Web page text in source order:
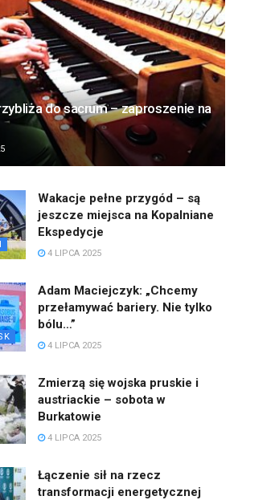
do sacrum – zaproszenie na
Wakacje pełne przygód – są
jeszcze miejsca na Kopalniane
Ekspedycje
4 LIPCA 2025
Adam Maciejczyk: „Chcemy
przełamywać bariery. Nie tylko
bólu…”
4 LIPCA 2025
Zmierzą się wojska pruskie i
austriackie – sobota w
Burkatowie
4 LIPCA 2025
Łączenie sił na rzecz
transformacji energetycznej